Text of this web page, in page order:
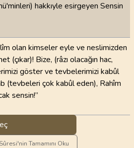
hakkıyle esirgeyen Sensin
olan kimseler eyle ve neslimizden
(çıkar)! Bize, (râzı olacağın hac,
göster ve tevbelerimizi kabûl
(tevbeleri çok kabûl eden), Rahîm
sensin!”
Tamamını Oku